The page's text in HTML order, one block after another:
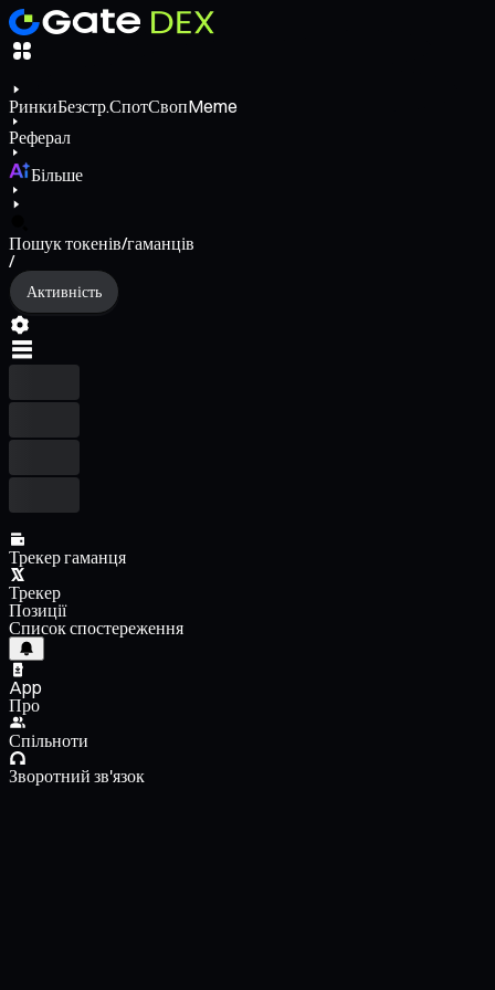
РинкиБезстр.СпотСвопMeme
Реферал
Більше
Пошук токенів/гаманців
/
Активність
Трекер гаманця
Трекер
Позиції
Список спостереження
App
Про
Спільноти
Зворотний зв'язок